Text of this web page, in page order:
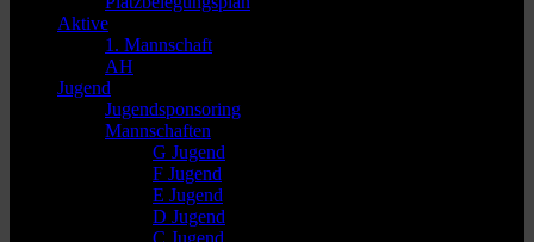
Aktive
1. Mannschaft
AH
Jugend
Jugendsponsoring
Mannschaften
G Jugend
F Jugend
E Jugend
D Jugend
C Jugend